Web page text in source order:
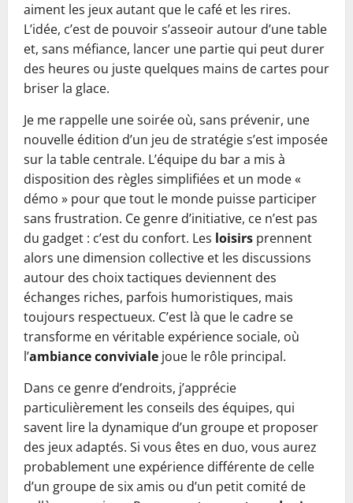
aiment les jeux autant que le café et les rires.
L’idée, c’est de pouvoir s’asseoir autour d’une table
et, sans méfiance, lancer une partie qui peut durer
des heures ou juste quelques mains de cartes pour
briser la glace.
Je me rappelle une soirée où, sans prévenir, une
nouvelle édition d’un jeu de stratégie s’est imposée
sur la table centrale. L’équipe du bar a mis à
disposition des règles simplifiées et un mode «
démo » pour que tout le monde puisse participer
sans frustration. Ce genre d’initiative, ce n’est pas
du gadget : c’est du confort. Les loisirs prennent
alors une dimension collective et les discussions
autour des choix tactiques deviennent des
échanges riches, parfois humoristiques, mais
toujours respectueux. C’est là que le cadre se
transforme en véritable expérience sociale, où
l’ambiance conviviale joue le rôle principal.
Dans ce genre d’endroits, j’apprécie
particulièrement les conseils des équipes, qui
savent lire la dynamique d’un groupe et proposer
des jeux adaptés. Si vous êtes en duo, vous aurez
probablement une expérience différente de celle
d’un groupe de six amis ou d’un petit comité de